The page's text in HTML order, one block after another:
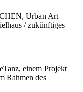
Urban Art
/ zukünftiges
einem Projekt
Rahmen des